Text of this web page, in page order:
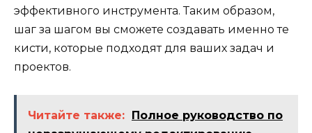
эффективного инструмента. Таким образом,
шаг за шагом вы сможете создавать именно те
кисти, которые подходят для ваших задач и
проектов.
Читайте также:
Полное руководство по